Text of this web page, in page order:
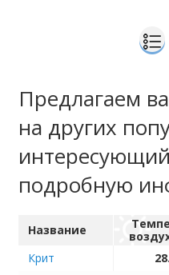
Предлагаем
на других
подробную
Название
Крит